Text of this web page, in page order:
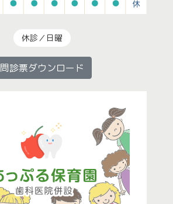
休診／日曜
問診票ダウンロード